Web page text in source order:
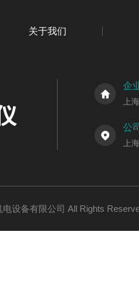
关于我们
企
上
公
上
电设备有限公司 All Rights